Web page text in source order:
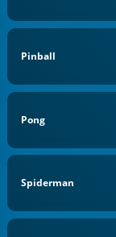
Pinball
Pong
Spiderman